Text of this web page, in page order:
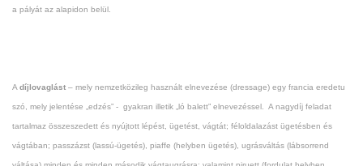
a pályát az alapidon belül.
A díjlovaglást – mely nemzetközileg használt elnevezése (dressage) egy francia eredetu
szó, mely jelentése „edzés” - gyakran illetik „ló balett” elnevezéssel. A nagydíj feladat
tartalmaz összeszedett és nyújtott lépést, ügetést, vágtát; féloldalazást ügetésben és
vágtában; passzázst (lassú-ügetés), piaffe (helyben ügetés), ugrásváltás (lábsorrend